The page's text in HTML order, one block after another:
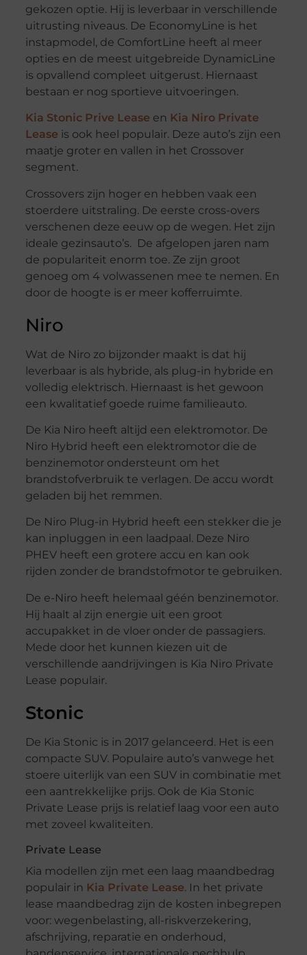
gekozen optie. Hij is leverbaar in verschillende
uitrusting niveaus. De EconomyLine is het
instapmodel, de ComfortLine heeft al meer
opties en de meest uitgebreide DynamicLine
is opvallend compleet uitgerust. Hiernaast
bestaan er nog sportieve uitvoeringen.
Kia Stonic Prive Lease en Kia Niro Private
Lease is ook heel populair. Deze auto’s zijn een
maatje groter en vallen in het Crossover
segment.
Crossovers zijn hoger en hebben vaak een
stoerdere uitstraling. De eerste cross-overs
verschenen deze eeuw op de wegen. Het zijn
ideale gezinsauto’s. De afgelopen jaren nam
de populariteit enorm toe. Ze zijn groot
genoeg om 4 volwassenen mee te nemen. En
door de hoogte is er meer kofferruimte.
Niro
Wat de Niro zo bijzonder maakt is dat hij
leverbaar is als hybride, als plug-in hybride en
volledig elektrisch. Hiernaast is het gewoon
een kwalitatief goede ruime familieauto.
De Kia Niro heeft altijd een elektromotor. De
Niro Hybrid heeft een elektromotor die de
benzinemotor ondersteunt om het
brandstofverbruik te verlagen. De accu wordt
geladen bij het remmen.
De Niro Plug-in Hybrid heeft een stekker die je
kan inpluggen in een laadpaal. Deze Niro
PHEV heeft een grotere accu en kan ook
rijden zonder de brandstofmotor te gebruiken.
De e-Niro heeft helemaal géén benzinemotor.
Hij haalt al zijn energie uit een groot
accupakket in de vloer onder de passagiers.
Mede door het kunnen kiezen uit de
verschillende aandrijvingen is Kia Niro Private
Lease populair.
Stonic
De Kia Stonic is in 2017 gelanceerd. Het is een
compacte SUV. Populaire auto’s vanwege het
stoere uiterlijk van een SUV in combinatie met
een aantrekkelijke prijs. Ook de Kia Stonic
Private Lease prijs is relatief laag voor een auto
met zoveel kwaliteiten.
Private Lease
Kia modellen zijn met een laag maandbedrag
populair in Kia Private Lease. In het private
lease maandbedrag zijn de kosten inbegrepen
voor: wegenbelasting, all-riskverzekering,
afschrijving, reparatie en onderhoud,